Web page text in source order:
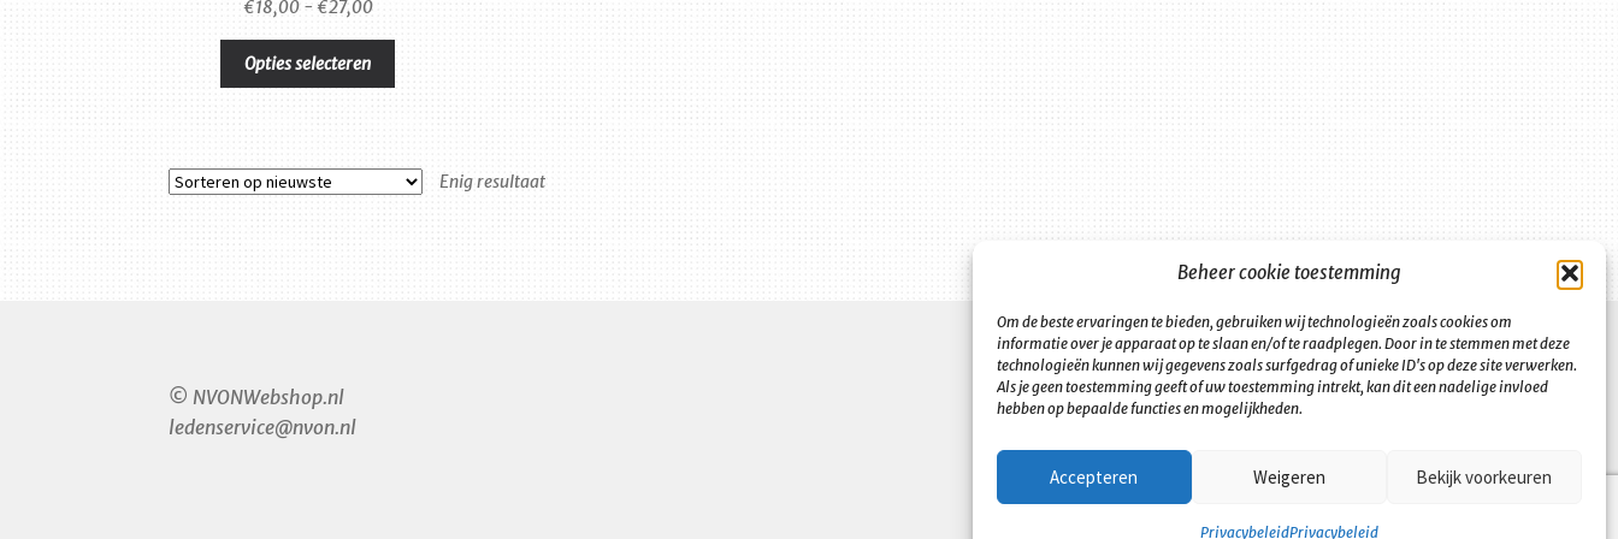
Beheer cookie toestemming
Om de beste ervaringen te bieden, gebruiken wij technologieën zoals cookies om
informatie over je apparaat op te slaan en/of te raadplegen. Door in te stemmen met deze
technologieën kunnen wij gegevens zoals surfgedrag of unieke ID's op deze site verwerken.
Als je geen toestemming geeft of uw toestemming intrekt, kan dit een nadelige invloed
hebben op bepaalde functies en mogelijkheden.
Accepteren Weigeren Bekijk voorkeuren
PrivacybeleidPrivacybeleid
€18,00 - €27,00Prijsklasse:
€27,00
Opties selecteren
heeft
meerdere
Deze
optie
Enig resultaat
© NVONWebshop.nl
ledenservice@nvon.nl